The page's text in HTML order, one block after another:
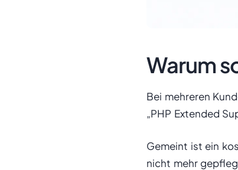
Warum
Bei mehreren
„PHP Extended
Gemeint ist ein
nicht mehr